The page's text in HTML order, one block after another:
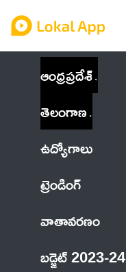
ఆంధ్రప్రదేశ్
తెలంగాణ
ఉద్యోగాలు
ట్రెండింగ్
వాతావరణం
బడ్జెట్ 2023-24